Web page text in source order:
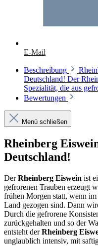
E-Mail
Beschreibung
Deutschland! Der
Spezialität, die aus
Bewertungen
Menü schließen
Rheinberg
Deutschland!
DerRheinberg Eiswein ist
gefrorenen Trauben erzeugt
frühen Morgen statt, wenn
Land gezogen sind. Dann
Durch die gefrorene
zurückgehalten und so der
entsteht derRheinberg
unglaublich intensiv, mit